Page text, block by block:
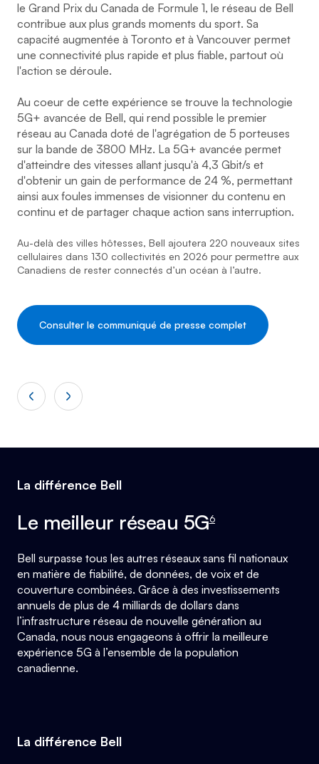
le Grand Prix du Canada de Formule 1, le réseau de Bell
contribue aux plus grands moments du sport. Sa
capacité augmentée à Toronto et à Vancouver permet
une connectivité plus rapide et plus fiable, partout où
l'action se déroule.
Au coeur de cette expérience se trouve la technologie
5G+ avancée de Bell, qui rend possible le premier
réseau au Canada doté de l'agrégation de 5 porteuses
sur la bande de 3800 MHz. La 5G+ avancée permet
d'atteindre des vitesses allant jusqu'à 4,3 Gbit/s et
d'obtenir un gain de performance de 24 %, permettant
ainsi aux foules immenses de visionner du contenu en
continu et de partager chaque action sans interruption.
Au-delà des villes hôtesses, Bell ajoutera 220 nouveaux sites
cellulaires dans 130 collectivités en 2026 pour permettre aux
Canadiens de rester connectés d’un océan à l’autre.
Consulter le communiqué de presse complet
La différence Bell
Le meilleur réseau 5G6
Bell surpasse tous les autres réseaux sans fil nationaux
en matière de fiabilité, de données, de voix et de
couverture combinées. Grâce à des investissements
annuels de plus de 4 milliards de dollars dans
l’infrastructure réseau de nouvelle génération au
Canada, nous nous engageons à offrir la meilleure
expérience 5G à l’ensemble de la population
canadienne.
La différence Bell